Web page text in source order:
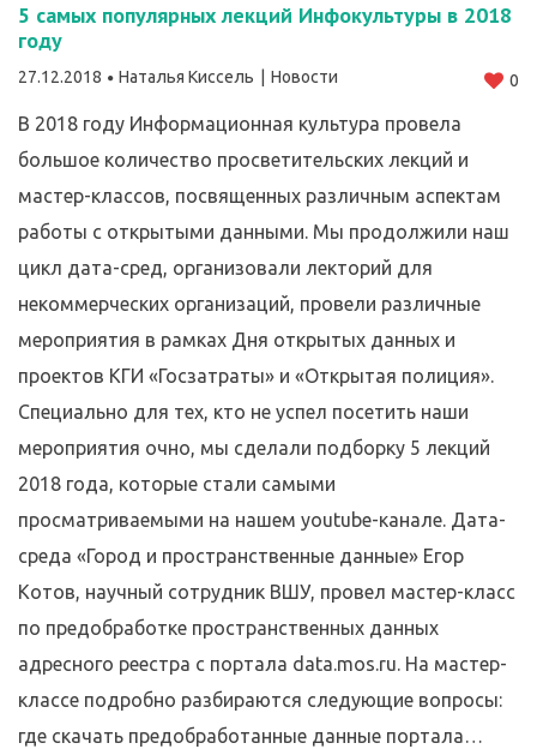
5 самых популярных лекций Инфокультуры в 2018
году
27.12.2018 Наталья Киссель Новости 0
В 2018 году Информационная культура провела
большое количество просветительских лекций и
мастер-классов, посвященных различным аспектам
работы с открытыми данными. Мы продолжили наш
цикл дата-сред, организовали лекторий для
некоммерческих организаций, провели различные
мероприятия в рамках Дня открытых данных и
проектов КГИ «Госзатраты» и «Открытая полиция».
Специально для тех, кто не успел посетить наши
мероприятия очно, мы сделали подборку 5 лекций
2018 года, которые стали самыми
просматриваемыми на нашем youtube-канале. Дата-
среда «Город и пространственные данные» Егор
Котов, научный сотрудник ВШУ, провел мастер-класс
по предобработке пространственных данных
адресного реестра с портала data.mos.ru. На мастер-
классе подробно разбираются следующие вопросы:
где скачать предобработанные данные портала…